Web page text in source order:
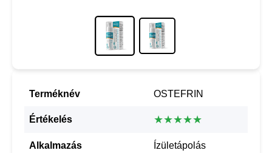
Terméknév OSTEFRIN
Értékelés ★★★★★
Alkalmazás Ízületápolás